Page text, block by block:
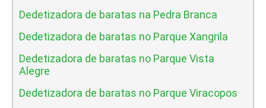
Dedetizadora de baratas na Pedra Branca
Dedetizadora de baratas no Parque Xangrila
Dedetizadora de baratas no Parque Vista
Alegre
Dedetizadora de baratas no Parque Viracopos